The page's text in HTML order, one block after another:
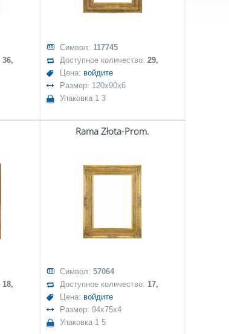
36,
Символ: 117745
Доступное количество: 29,
Цена: войдите
Размер: 120x90x6
Упаковка 1 3
18,
Rama Złota-Prom.
Символ: 57064
Доступное количество: 17,
Цена: войдите
Размер: 94x75x4
Упаковка 1 5